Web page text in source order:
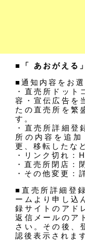
■「 あおがえる
■通知内容をお選
・直売所ドット
容・宣伝広告を
たの直売所を繁
す。
・直売所詳細登
所の内容を追
更、移転したな
・リンク切れ：
・直売所閉店：
・その他変更：
■直売所詳細登
ームより申し込
録サイトのアド
返信メールのア
さい。その後、
認後表示されま